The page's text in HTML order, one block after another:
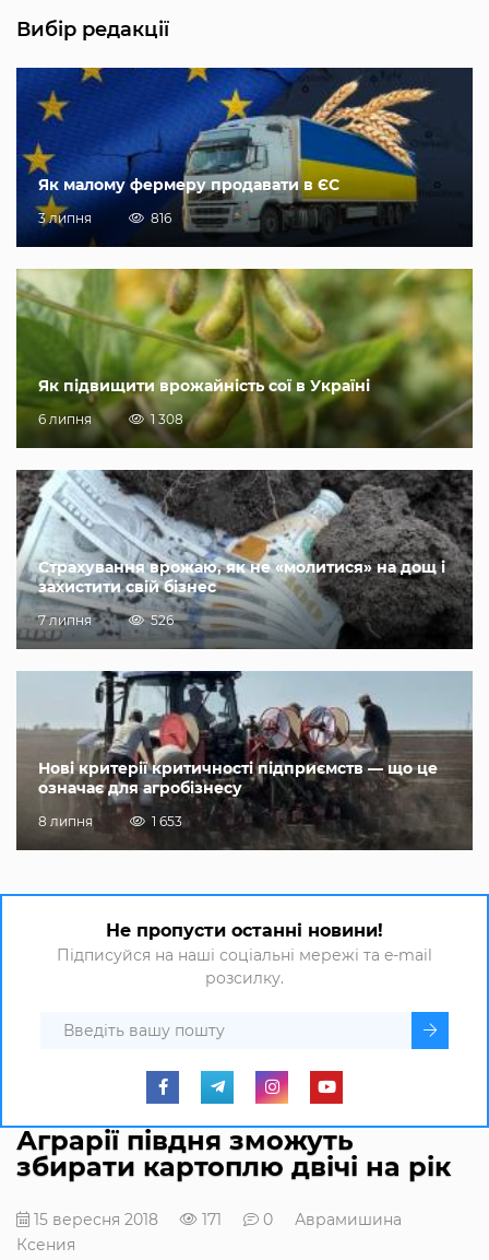
Вибір редакції
Як малому фермеру продавати в ЄС
3 липня 816
Як підвищити врожайність сої в Україні
6 липня 1 308
Страхування врожаю, як не «молитися» на дощ і
захистити свій бізнес
7 липня 526
Нові критерії критичності підприємств — що це
означає для агробізнесу
8 липня 1 653
Не пропусти останні новини!
Підписуйся на наші соціальні мережі та e-mail
розсилку.
Аграрії півдня зможуть
збирати картоплю двічі на рік
15 вересня 2018 171 0
Аврамишина
Ксения